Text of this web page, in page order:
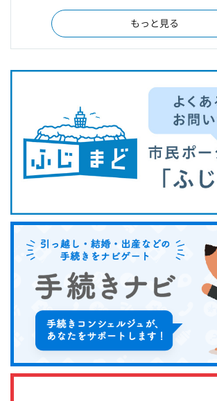
もっと見る